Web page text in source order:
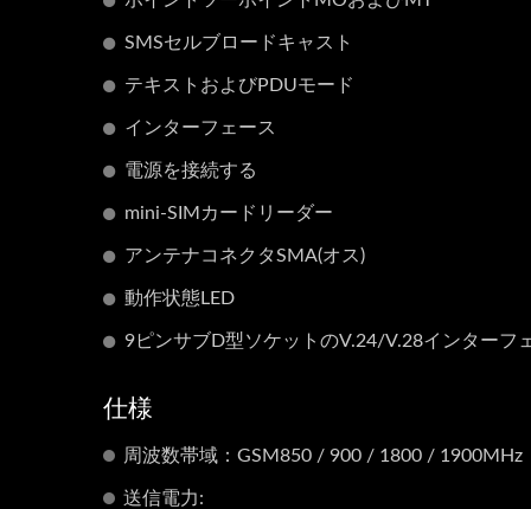
SMSセルブロードキャスト
テキストおよびPDUモード
インターフェース
電源を接続する
mini-SIMカードリーダー
アンテナコネクタSMA(オス)
動作状態LED
9ピンサブD型ソケットのV.24/V.28インターフ
仕様
周波数帯域：GSM850 / 900 / 1800 / 1900MHz
送信電力: